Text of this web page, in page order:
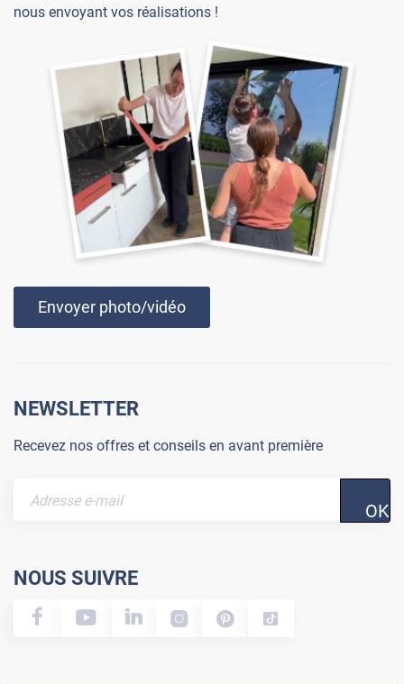
nous envoyant vos réalisations !
Envoyer photo/vidéo
NEWSLETTER
Recevez nos offres et conseils en avant première
OK
NOUS SUIVRE